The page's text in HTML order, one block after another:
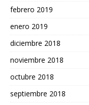
febrero 2019
enero 2019
diciembre 2018
noviembre 2018
octubre 2018
septiembre 2018